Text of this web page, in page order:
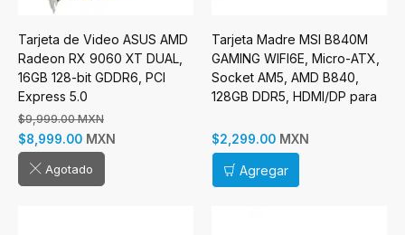
Tarjeta de Video ASUS AMD
Radeon RX 9060 XT DUAL,
16GB 128-bit GDDR6, PCI
Express 5.0
$9,999.00 MXN
$8,999.00 MXN
Agotado
Tarjeta Madre MSI B840M
GAMING WIFI6E, Micro-ATX,
Socket AM5, AMD B840,
128GB DDR5, HDMI/DP para
$2,299.00 MXN
Agregar